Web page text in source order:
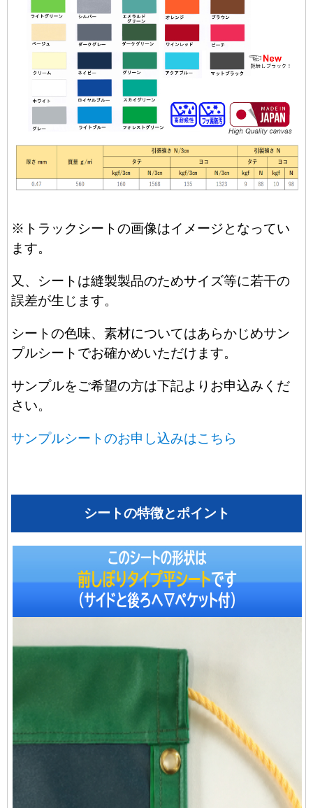
※トラックシートの画像はイメージとなってい
ます。
又、シートは縫製製品のためサイズ等に若干の
誤差が生じます。
シートの色味、素材についてはあらかじめサン
プルシートでお確かめいただけます。
サンプルをご希望の方は下記よりお申込みくだ
さい。
サンプルシートのお申し込みはこちら
シートの特徴とポイント